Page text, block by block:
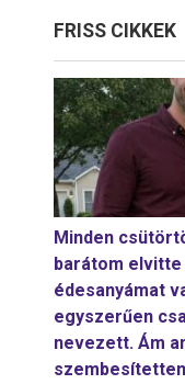
FRISS CIKKEK
Minden
barátom
édesanyámat
egyszerűen
nevezett. Ám